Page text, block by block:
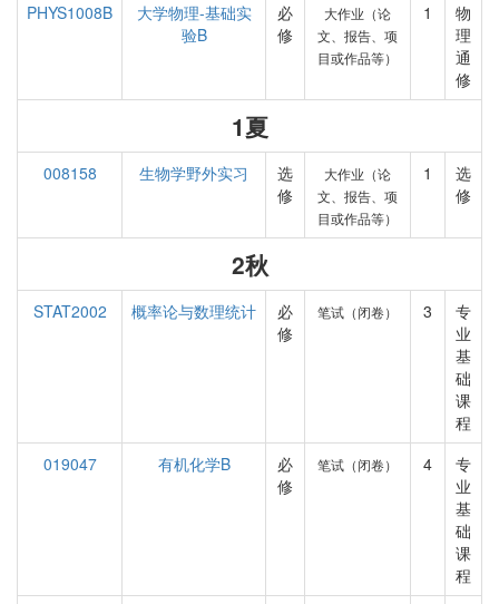
PHYS1008B
大学物理-基础实
验B
必
修
大作业（论
文、报告、项
目或作品等）
1
物
理
通
修
1夏
008158 生物学野外实习
选
修
大作业（论
文、报告、项
目或作品等）
1
选
修
2秋
STAT2002 概率论与数理统计
必
修
笔试（闭卷） 3
专
业
基
础
课
程
019047
有机化学B
必
修
笔试（闭卷） 4
专
业
基
础
课
程